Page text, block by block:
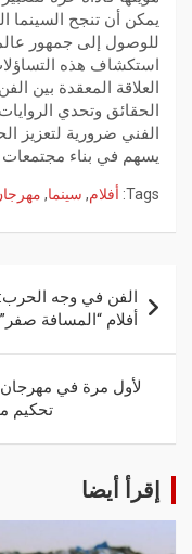
يمكن أن تنجح السينما
للوصول إلى جمهور
استكشاف هذه
العلاقة المعقدة بين
الحقائق وتحدي
الفني ضرورية لتعزيز
يسهم في بناء مجتمعات
Tags: أفلام, سينما,
الفن في وجه
أفلام “المسافة صفر”
لأول مرة في
تحكيم
إقرأ أيضا